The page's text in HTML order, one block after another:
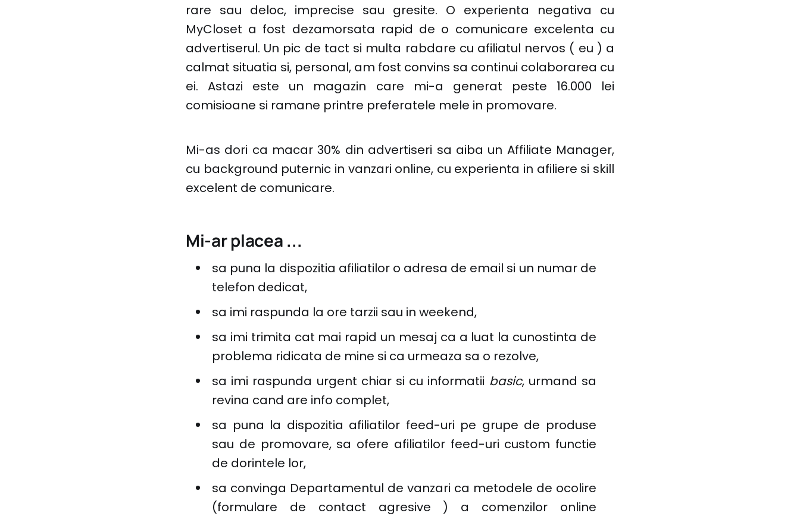
rare sau deloc, imprecise sau gresite. O experienta negativa cu
MyCloset a fost dezamorsata rapid de o comunicare excelenta cu
advertiserul. Un pic de tact si multa rabdare cu afiliatul nervos ( eu ) a
calmat situatia si, personal, am fost convins sa continui colaborarea cu
ei. Astazi este un magazin care mi-a generat peste 16.000 lei
comisioane si ramane printre preferatele mele in promovare.
Mi-as dori ca macar 30% din advertiseri sa aiba un Affiliate Manager,
cu background puternic in vanzari online, cu experienta in afiliere si skill
excelent de comunicare.
Mi-ar placea ...
sa puna la dispozitia afiliatilor o adresa de email si un numar de
telefon dedicat,
sa imi raspunda la ore tarzii sau in weekend,
sa imi trimita cat mai rapid un mesaj ca a luat la cunostinta de
problema ridicata de mine si ca urmeaza sa o rezolve,
sa imi raspunda urgent chiar si cu informatii basic, urmand sa
revina cand are info complet,
sa puna la dispozitia afiliatilor feed-uri pe grupe de produse
sau de promovare, sa ofere afiliatilor feed-uri custom functie
de dorintele lor,
sa convinga Departamentul de vanzari ca metodele de ocolire
(formulare de contact agresive ) a comenzilor online